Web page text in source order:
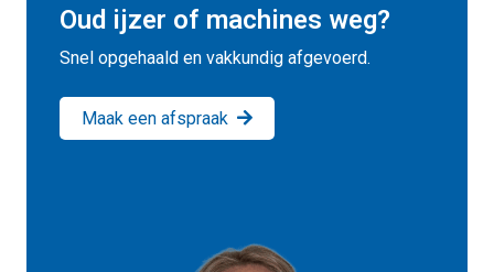
Oud ijzer of machines weg?
Snel opgehaald en vakkundig afgevoerd.
Maak een afspraak